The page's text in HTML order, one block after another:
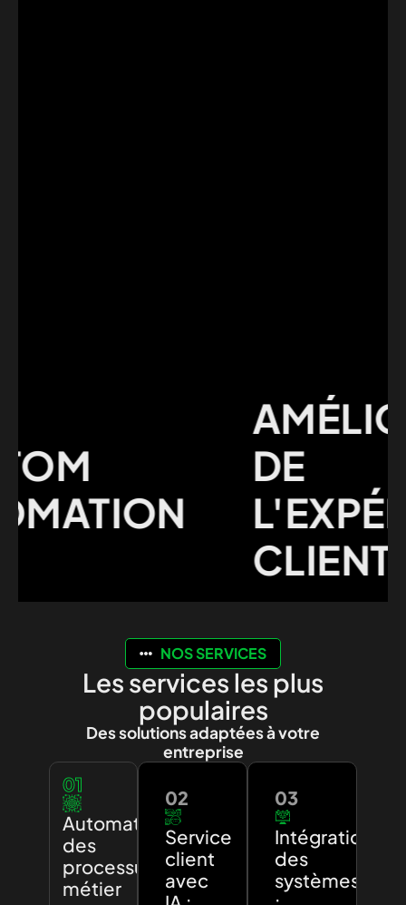
DE
CLIENT
NOS SERVICES
Les services les plus
populaires
Des solutions adaptées à votre
entreprise
01
Automatisation
des
processus
métier
02
Service
client
avec
03
Intégration
des
systèmes